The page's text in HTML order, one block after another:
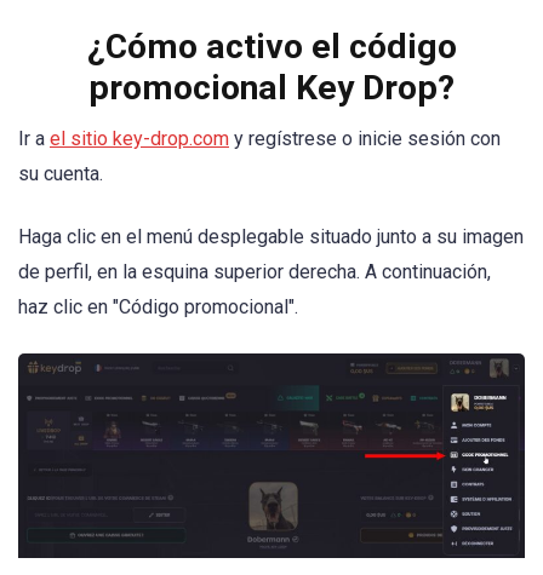
¿Cómo activo el código
promocional Key Drop?
Ir a el sitio key-drop.com y regístrese o inicie sesión con
su cuenta.
Haga clic en el menú desplegable situado junto a su imagen
de perfil, en la esquina superior derecha. A continuación,
haz clic en "Código promocional".